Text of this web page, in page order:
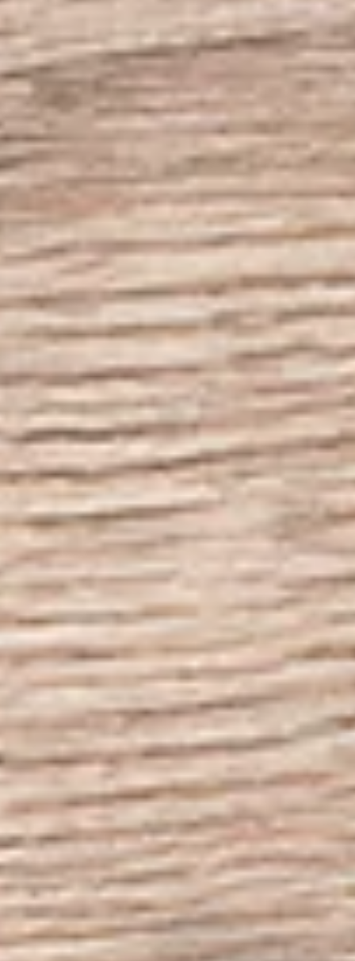
Nicht kategorisiert
Erfahrungsberichte
Futtermittel
Erntekunststoffe
Milchaustauscher
Schweine
Silage
Gras
Mais
Silagemanagement
Siliermittel
Silofolien
Siloschutz
Landwirtschaft